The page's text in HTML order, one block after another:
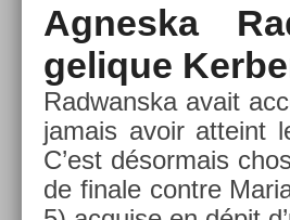
Ag­neska
gelique
Rad­wanska avait
jamais avoir at­teint
C’est désor­mais
de fin­ale con­tre